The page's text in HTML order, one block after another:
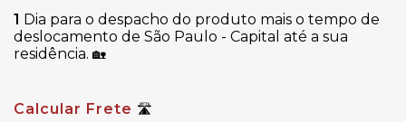
1 Dia para o despacho do produto mais o tempo de
deslocamento de São Paulo - Capital até a sua
residência. 🏡
Calcular Frete 🛣